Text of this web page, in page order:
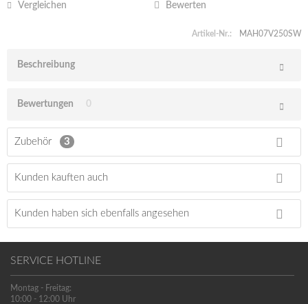
Vergleichen Bewerten
Artikel-Nr.: MAH07V250SW
Beschreibung
Bewertungen 0
Zubehör 3
Kunden kauften auch
Kunden haben sich ebenfalls angesehen
SERVICE HOTLINE
Montag - Freitag:
10:00 - 12:00 Uhr